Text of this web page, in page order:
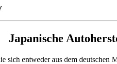
Japanische
sich entweder aus dem